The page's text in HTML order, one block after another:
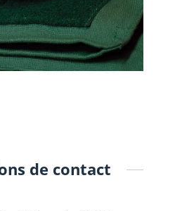
de contact